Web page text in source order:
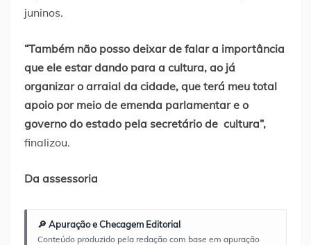
juninos.
“Também não posso deixar de falar a importância
que ele estar dando para a cultura, ao já
organizar o arraial da cidade, que terá meu total
apoio por meio de emenda parlamentar e o
governo do estado pela secretário de cultura”,
finalizou.
Da assessoria
🔎 Apuração e Checagem Editorial
Conteúdo produzido pela redação com base em apuração